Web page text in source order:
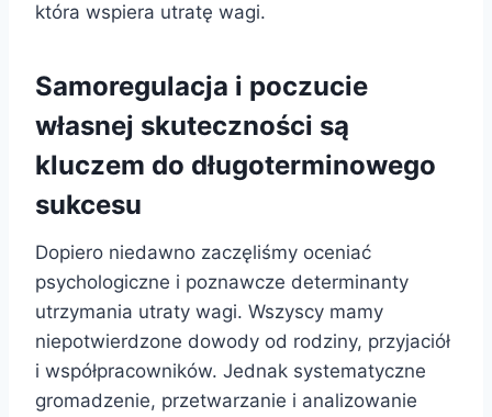
która wspiera utratę wagi.
Samoregulacja i poczucie
własnej skuteczności są
kluczem do długoterminowego
sukcesu
Dopiero niedawno zaczęliśmy oceniać
psychologiczne i poznawcze determinanty
utrzymania utraty wagi. Wszyscy mamy
niepotwierdzone dowody od rodziny, przyjaciół
i współpracowników. Jednak systematyczne
gromadzenie, przetwarzanie i analizowanie